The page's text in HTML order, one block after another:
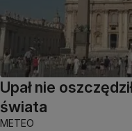
Upał nie
świata
METEO